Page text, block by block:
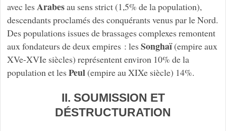
avec les Arabesau sens strict (1,5% de la population),
descendants proclamés des conquérants venus par le Nord.
Des populations issues de brassages complexes remontent
aux fondateurs de deux empires : les Songhaï(empire aux
XVe-XVIe siècles) représentent environ 10% de la
population et les Peul (empire au XIXe siècle) 14%.
II. SOUMISSION ET
DÉSTRUCTURATION